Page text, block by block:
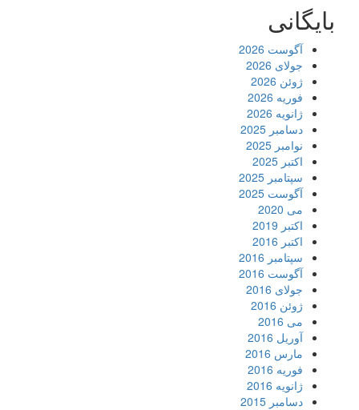
بایگانی
آگوست 2026
جولای 2026
ژوئن 2026
فوریه 2026
ژانویه 2026
دسامبر 2025
نوامبر 2025
اکتبر 2025
سپتامبر 2025
آگوست 2025
می 2020
اکتبر 2019
اکتبر 2016
سپتامبر 2016
آگوست 2016
جولای 2016
ژوئن 2016
می 2016
آوریل 2016
مارس 2016
فوریه 2016
ژانویه 2016
دسامبر 2015